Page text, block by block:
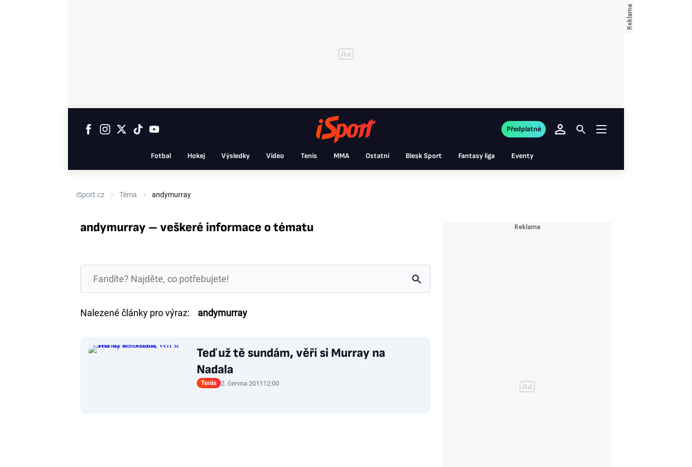
Fotbal Hokej Výsledky Video Tenis MMA Ostatní Blesk Sport Fantasy liga Eventy
Předplatné
iSport.cz Téma andymurray
andymurray – veškeré informace o tématu
Nalezené články pro výraz: andymurray
Teď už tě sundám, věří si Murray na
Nadala
Tenis 2. června 2011 12:00